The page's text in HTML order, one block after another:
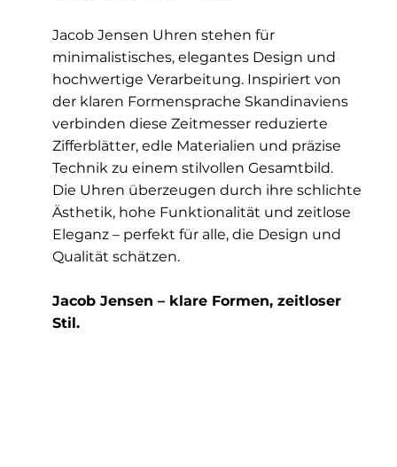
Jacob Jensen Uhren stehen für
minimalistisches, elegantes Design und
hochwertige Verarbeitung. Inspiriert von
der klaren Formensprache Skandinaviens
verbinden diese Zeitmesser reduzierte
Zifferblätter, edle Materialien und präzise
Technik zu einem stilvollen Gesamtbild.
Die Uhren überzeugen durch ihre schlichte
Ästhetik, hohe Funktionalität und zeitlose
Eleganz – perfekt für alle, die Design und
Qualität schätzen.
Jacob Jensen – klare Formen, zeitloser
Stil.